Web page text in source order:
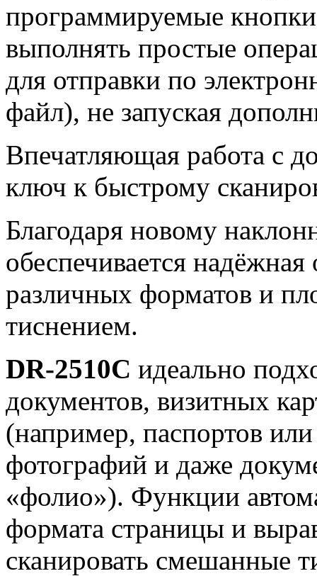
программируемые
выполнять простые
для отправки по
файл), не запуская
Впечатляющая работа с
ключ к быстрому
Благодаря новому
обеспечивается
различных форматов и
тиснением.
DR-2510C идеально
документов, визитных
(например, паспортов
фотографий и даже
«фолио»). Функции
формата страницы и
сканировать смешанные